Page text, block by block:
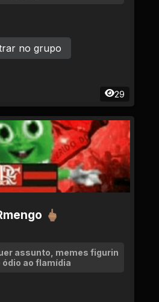
29
no grupo
🖕🏽
assunto, memes figurin
ódio ao flamídia